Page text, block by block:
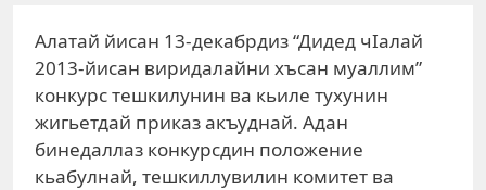
Алатай йисан 13-декабрдиз “Дидед чIалай
2013-йисан виридалайни хъсан муаллим”
конкурс тешкилунин ва кьиле тухунин
жигьетдай приказ акъуднай. Адан
бинедаллаз конкурсдин положение
кьабулнай, тешкиллувилин комитет ва